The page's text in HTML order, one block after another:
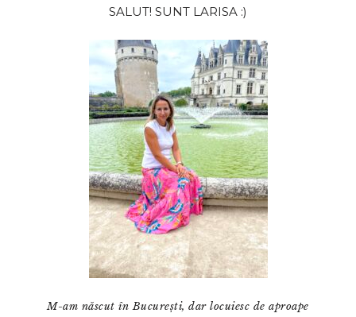
principală
SALUT! SUNT LARISA :)
M-am născut în București, dar locuiesc de aproape